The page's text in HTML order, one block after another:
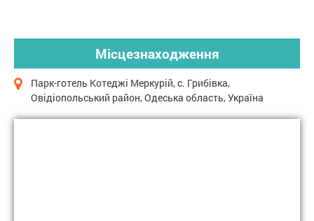
Місцезнаходження
Парк-готель Котеджі Меркурій, с. Грибівка,
Овідіопольський район, Одеська область, Україна